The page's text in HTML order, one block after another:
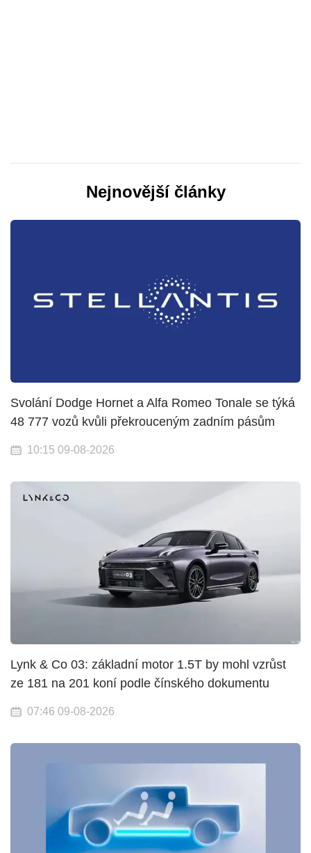
Nejnovější články
Svolání Dodge Hornet a Alfa Romeo Tonale se týká
48 777 vozů kvůli překrouceným zadním pásům
10:15 09-08-2026
Lynk & Co 03: základní motor 1.5T by mohl vzrůst
ze 181 na 201 koní podle čínského dokumentu
07:46 09-08-2026